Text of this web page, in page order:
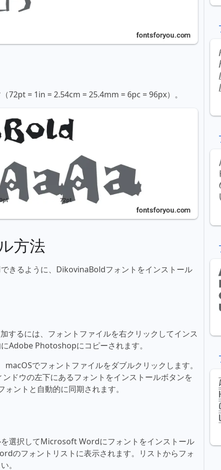
72pt = 1in = 2.54cm = 25.4mm = 6pc = 96px）。
方法
きるように、DikovinaBoldフォントをインストール
るには、フォントファイルを右クリックしてインス
Adobe Photoshopにコピーされます。
でフォントファイルをダブルクリックします。
ドウの左下にあるフォントをインストールボタンを
ントと自動的に同期されます。
選択してMicrosoft Wordにフォントをインストール
のフォントリストに表示されます。リストからフォ
。